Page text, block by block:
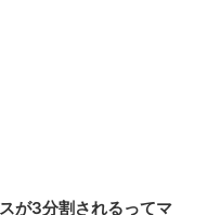
が3分割されるってマ